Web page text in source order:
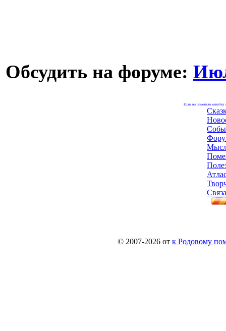
Обсудить на форуме:
Если вы заметили ошибку
© 2007-2026 от к Родовому